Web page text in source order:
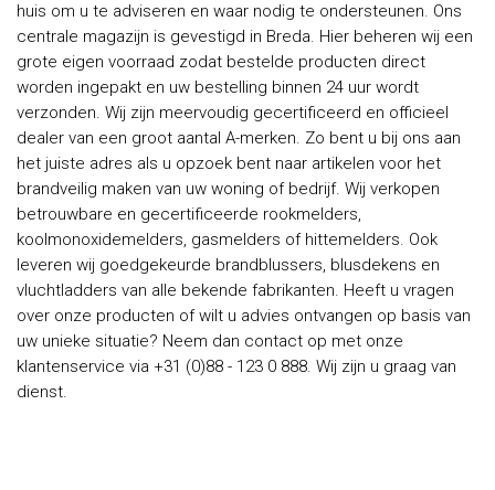
huis om u te adviseren en waar nodig te ondersteunen. Ons
centrale magazijn is gevestigd in Breda. Hier beheren wij een
grote eigen voorraad zodat bestelde producten direct
worden ingepakt en uw bestelling binnen 24 uur wordt
verzonden. Wij zijn meervoudig gecertificeerd en officieel
dealer van een groot aantal A-merken. Zo bent u bij ons aan
het juiste adres als u opzoek bent naar artikelen voor het
brandveilig maken van uw woning of bedrijf. Wij verkopen
betrouwbare en gecertificeerde rookmelders,
koolmonoxidemelders, gasmelders of hittemelders. Ook
leveren wij goedgekeurde brandblussers, blusdekens en
vluchtladders van alle bekende fabrikanten. Heeft u vragen
over onze producten of wilt u advies ontvangen op basis van
uw unieke situatie? Neem dan contact op met onze
klantenservice via +31 (0)88 - 123 0 888. Wij zijn u graag van
dienst.